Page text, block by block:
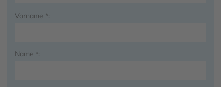
Vorname *:
Name *: